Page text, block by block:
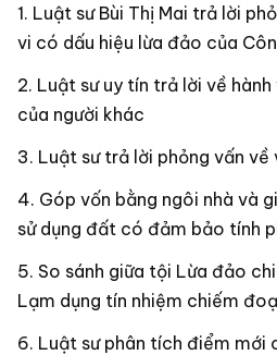
Luật sư Bùi Thị Mai trả lời
vi có dấu hiệu lừa đảo của
Luật sư uy tín trả lời về hành
của người khác
Luật sư trả lời phỏng vấn
Góp vốn bằng ngôi nhà và
sử dụng đất có đảm bảo tính
So sánh giữa tội Lừa đảo
Lạm dụng tín nhiệm chiếm
Luật sư phân tích điểm mới